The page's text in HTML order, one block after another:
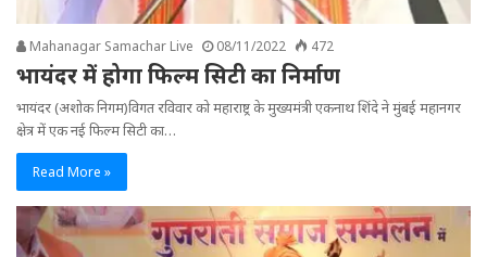
Mahanagar Samachar Live 08/11/2022 472
भायंदर में होगा फिल्म सिटी का निर्माण
भायंदर (अशोक निगम)विगत रविवार को महाराष्ट्र के मुख्यमंत्री एकनाथ शिंदे ने मुंबई महानगर
क्षेत्र में एक नई फिल्म सिटी का…
Read More »